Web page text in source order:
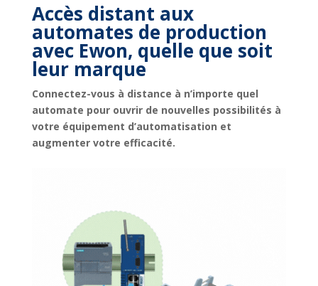
Accès distant aux
automates de production
avec Ewon, quelle que soit
leur marque
Connectez-vous à distance à n’importe quel
automate pour ouvrir de nouvelles possibilités à
votre équipement d’automatisation et
augmenter votre efficacité.